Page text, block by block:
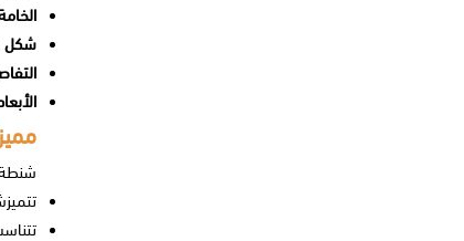
شكل
تتميز